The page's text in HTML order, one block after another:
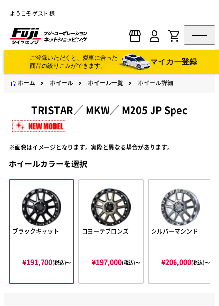
ようこそ ゲスト 様
ご登録いただくと、愛車に合った
商品の絞りこみができます。
マイカー登録
ホーム ホイール ホイール一覧 ホイール詳細
TRISTAR／ MKW／ M205 JP Spec
※画像はイメージとなります。実際と異なる場合があります。
ホイールカラーを選択
ブラックキャット
¥191,700(税込)〜
コヨーテブロンズ
¥197,000(税込)〜
シルバーマシンド
¥206,000(税込)〜